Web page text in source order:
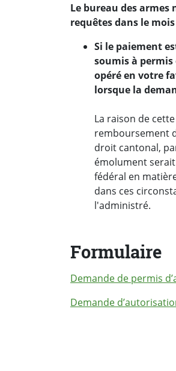
Le bureau des
requêtes dans le
Si le paiement
soumis à
opéré en votre
lorsque la
La raison de
remboursement
droit cantonal,
émolument
fédéral en
dans ces
l'administré.
Formulaire
Demande de permis
Demande